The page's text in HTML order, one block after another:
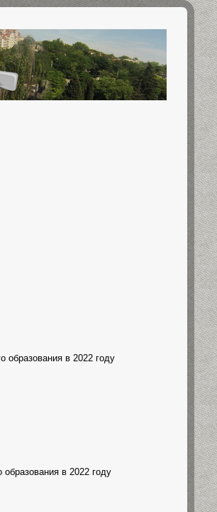
образования в 2022 году
в 2022 году